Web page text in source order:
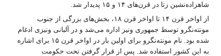
شاهزاده‌نشین زتا در قرن‌های ۱۴ و ۱۵ پدیدار شد.
از اواخر قرن ۱۴ تا اواخر قرن ۱۸، بخش‌های بزرگی از جنوب
مونته‌نگرو توسط جمهوری ونیز اداره می‌شد و در آلبانی ونیزی ادغام
شده بود. نام مونته‌نگرو برای اولین بار در اواخر قرن ۱۵ برای اشاره
به این کشور استفاده شد. پس از قرار گرفتن تحت حکومت